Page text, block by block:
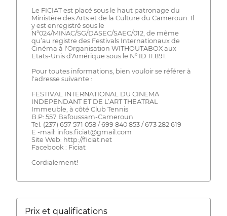
Le FICIAT est placé sous le haut patronage du
Ministère des Arts et de la Culture du Cameroun. Il
y est enregistré sous le
N°024/MINAC/SG/DASEC/SAEC/012, de même
qu’au registre des Festivals Internationaux de
Cinéma à l'Organisation WITHOUTABOX aux
Etats-Unis d'Amérique sous le N° ID 11.891.
Pour toutes informations, bien vouloir se référer à
l'adresse suivante :
FESTIVAL INTERNATIONAL DU CINEMA
INDEPENDANT ET DE L’ART THEATRAL
Immeuble, à côté Club Tennis
B.P: 557 Bafoussam-Cameroun
Tel: (237) 657 571 058 / 699 840 853 / 673 282 619
E -mail: infos.ficiat@gmail.com
Site Web: http://ficiat.net
Facebook : Ficiat
Cordialement!
Prix ​​et qualifications